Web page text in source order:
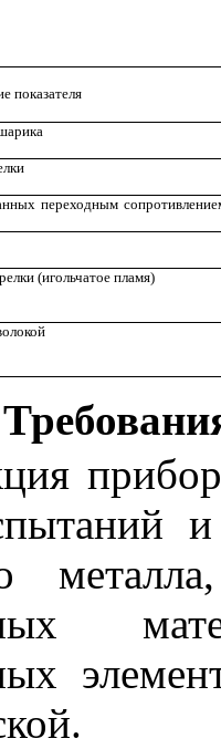
показателя
пе­­ре­ходным
(иголь­чатое пламя)